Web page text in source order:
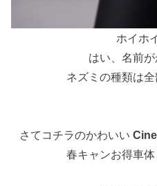
ホイホ
はい、名前が
ネズミの種類は
さてコチラのかわいい
春キャンお得車体